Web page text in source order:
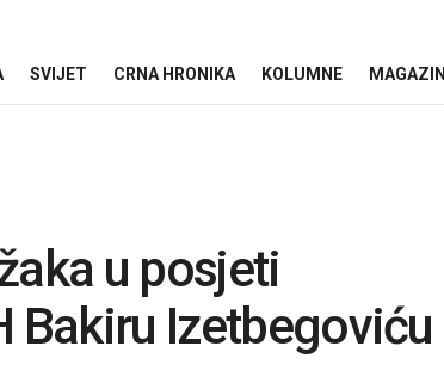
SVIJET CRNA HRONIKA KOLUMNE MAGAZIN
u posjeti
Bakiru Izetbegoviću